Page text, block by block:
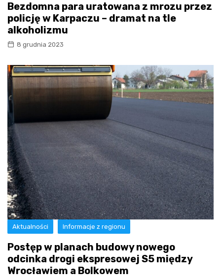
Bezdomna para uratowana z mrozu przez
policję w Karpaczu – dramat na tle
alkoholizmu
8 grudnia 2023
Aktualności Informacje z regionu
Postęp w planach budowy nowego
odcinka drogi ekspresowej S5 między
Wrocławiem a Bolkowem